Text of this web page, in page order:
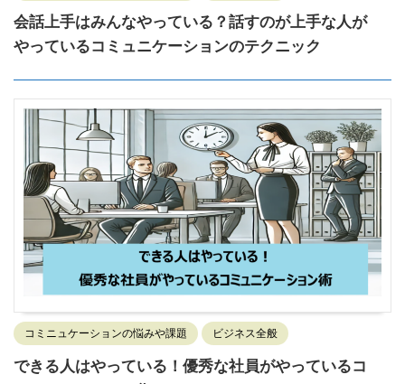
会話上手はみんなやっている？話すのが上手な人が
やっているコミュニケーションのテクニック
コミニュケーションの悩みや課題 ビジネス全般
できる人はやっている！優秀な社員がやっているコ